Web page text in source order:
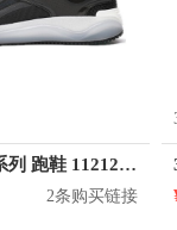
安踏 运动系列 跑鞋 112125501
2条购买链接